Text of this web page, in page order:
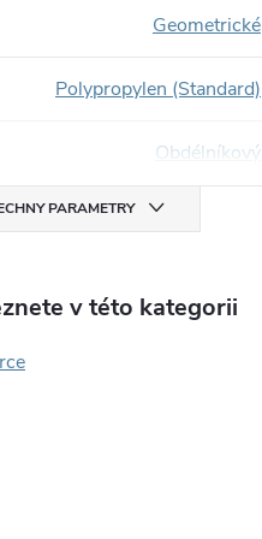
Geometrické
Polypropylen (Standard)
Obdélníkový
PARAMETRY
v této kategorii